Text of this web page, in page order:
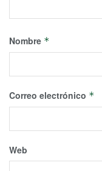
Nombre *
Correo electrónico *
Web